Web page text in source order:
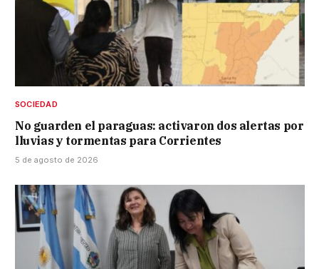
SOCIEDAD
No guarden el paraguas: activaron dos alertas por
lluvias y tormentas para Corrientes
5 de agosto de 2026